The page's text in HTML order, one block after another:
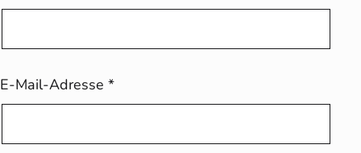
E-Mail-Adresse *